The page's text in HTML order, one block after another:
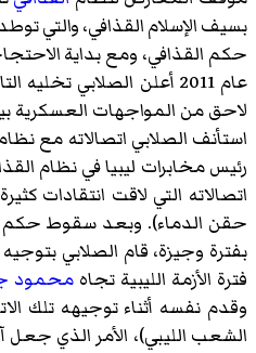
بسيف الإسلام القذافي، والتي
حكم القذافي، ومع بداية
عام 2011 أعلن الصلابي
استأنف الصلابي اتصالاته مع
رئيس مخابرات ليبيا في نظام
اتصالاته التي لاقت انتقادات
حقن الدماء). وبعد سقوط حكم
بفترة وجيزة، قام الصلابي
فترة الأزمة الليبية تجاه محمود
وقدم نفسه أثناء توجيهه تلك
الشعب الليبي)، الأمر الذي جعل